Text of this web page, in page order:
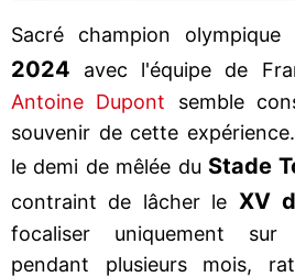
Sacré champion olympique
2024 avec l'équipe de
Antoine Dupont semble
souvenir de cette
le demi de mêlée du Stade
contraint de lâcher le XV
focaliser uniquement sur
pendant plusieurs mois,